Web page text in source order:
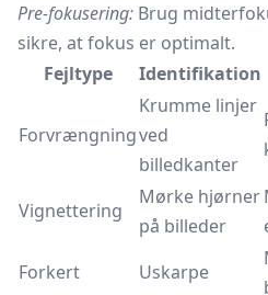
Pre-fokusering: Brug
sikre, at fokus er optimalt.
Fejltype
Identifikation
Forvrængning
Krumme linjer
ved
billedkanter
Vignettering
Mørke hjørner
på billeder
Forkert
Uskarpe